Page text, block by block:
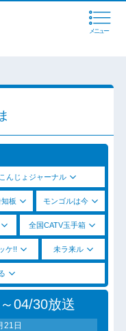
メニュー
んじょジャーナル
板 モンゴルは今
全国CATV玉手箱
ケ!! 未ラ来ル
04/30放送
21日